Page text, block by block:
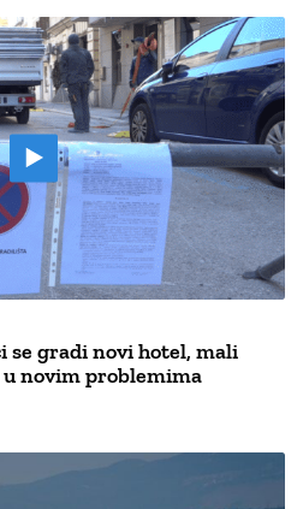
se gradi novi hotel, mali
novim problemima